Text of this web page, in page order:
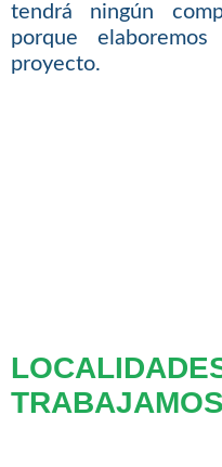
tendrá ningún
porque
proyecto.